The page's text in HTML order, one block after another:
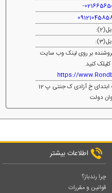
-
بر روی لینک وب سایت
کنید.
https://
آدرس: تهران، تهران، م انقلاب ابتدای خ آزادی ک جنتی پ 12
دولت
اطلاعات بیشتر
چرا رندباز؟
قوانین و مقررات